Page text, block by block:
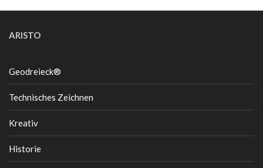
ARISTO
Geodreieck®
Technisches Zeichnen
Kreativ
Historie